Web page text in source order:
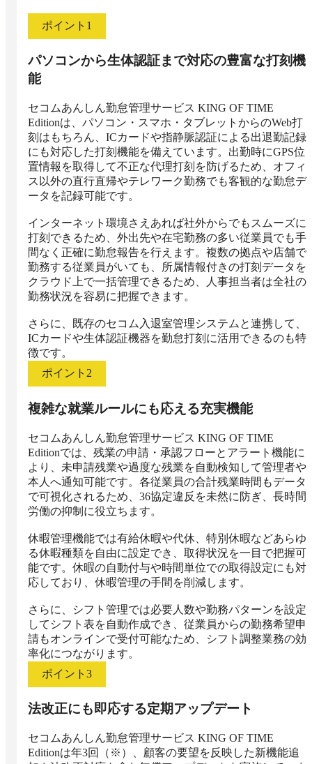
ポイント 1
パソコンから生体認証まで対応の豊富な打刻機
能
セコムあんしん勤怠管理サービス KING OF TIME
Editionは、パソコン・スマホ・タブレットからのWeb打
刻はもちろん、ICカードや指静脈認証による出退勤記録
にも対応した打刻機能を備えています。出勤時にGPS位
置情報を取得して不正な代理打刻を防げるため、オフィ
ス以外の直行直帰やテレワーク勤務でも客観的な勤怠デ
ータを記録可能です。
インターネット環境さえあれば社外からでもスムーズに
打刻できるため、外出先や在宅勤務の多い従業員でも手
間なく正確に勤怠報告を行えます。複数の拠点や店舗で
勤務する従業員がいても、所属情報付きの打刻データを
クラウド上で一括管理できるため、人事担当者は全社の
勤務状況を容易に把握できます。
さらに、既存のセコム入退室管理システムと連携して、
ICカードや生体認証機器を勤怠打刻に活用できるのも特
徴です。
ポイント 2
複雑な就業ルールにも応える充実機能
セコムあんしん勤怠管理サービス KING OF TIME
Editionでは、残業の申請・承認フローとアラート機能に
より、未申請残業や過度な残業を自動検知して管理者や
本人へ通知可能です。各従業員の合計残業時間もデータ
で可視化されるため、36協定違反を未然に防ぎ、長時間
労働の抑制に役立ちます。
休暇管理機能では有給休暇や代休、特別休暇などあらゆ
る休暇種類を自由に設定でき、取得状況を一目で把握可
能です。休暇の自動付与や時間単位での取得設定にも対
応しており、休暇管理の手間を削減します。
さらに、シフト管理では必要人数や勤務パターンを設定
してシフト表を自動作成でき、従業員からの勤務希望申
請もオンラインで受付可能なため、シフト調整業務の効
率化につながります。
ポイント 3
法改正にも即応する定期アップデート
セコムあんしん勤怠管理サービス KING OF TIME
Editionは年3回（※）、顧客の要望を反映した新機能追